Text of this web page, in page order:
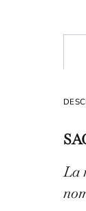
La